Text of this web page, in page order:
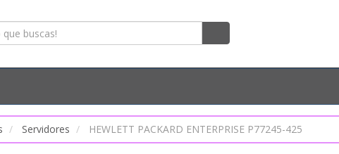
Servidores HEWLETT PACKARD ENTERPRISE P77245-425